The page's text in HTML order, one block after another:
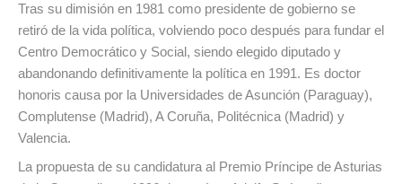
Tras su dimisión en 1981 como presidente de gobierno se
retiró de la vida política, volviendo poco después para fundar el
Centro Democrático y Social, siendo elegido diputado y
abandonando definitivamente la política en 1991. Es doctor
honoris causa por la Universidades de Asunción (Paraguay),
Complutense (Madrid), A Coruña, Politécnica (Madrid) y
Valencia.
La propuesta de su candidatura al Premio Príncipe de Asturias